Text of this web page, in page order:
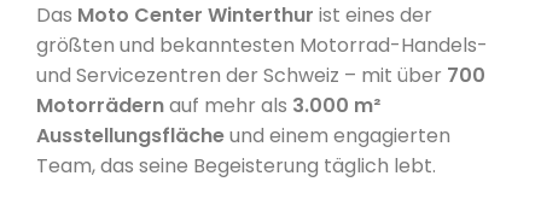
Das Moto Center Winterthur ist eines der
größten und bekanntesten Motorrad-Handels-
und Servicezentren der Schweiz – mit über 700
Motorrädernauf mehr als 3.000 m²
Ausstellungsflächeund einem engagierten
Team, das seine Begeisterung täglich lebt.